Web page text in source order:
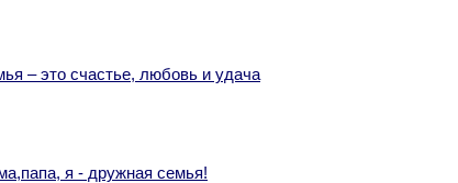
– это счастье, любовь и удача
я - дружная семья!